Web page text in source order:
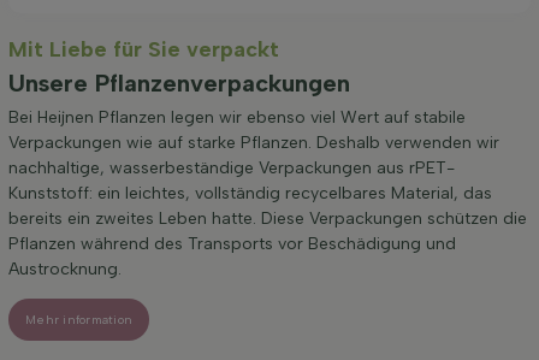
Mit Liebe für Sie verpackt
Unsere Pflanzenverpackungen
Bei Heijnen Pflanzen legen wir ebenso viel Wert auf stabile
Verpackungen wie auf starke Pflanzen. Deshalb verwenden wir
nachhaltige, wasserbeständige Verpackungen aus rPET-
Kunststoff: ein leichtes, vollständig recycelbares Material, das
bereits ein zweites Leben hatte. Diese Verpackungen schützen die
Pflanzen während des Transports vor Beschädigung und
Austrocknung.
Mehr information